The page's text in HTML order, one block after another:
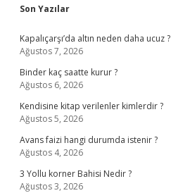
Sidebar
Son Yazılar
Kapalıçarşı’da altın neden daha ucuz ?
Ağustos 7, 2026
Binder kaç saatte kurur ?
Ağustos 6, 2026
Kendisine kitap verilenler kimlerdir ?
Ağustos 5, 2026
Avans faizi hangi durumda istenir ?
Ağustos 4, 2026
3 Yollu korner Bahisi Nedir ?
Ağustos 3, 2026